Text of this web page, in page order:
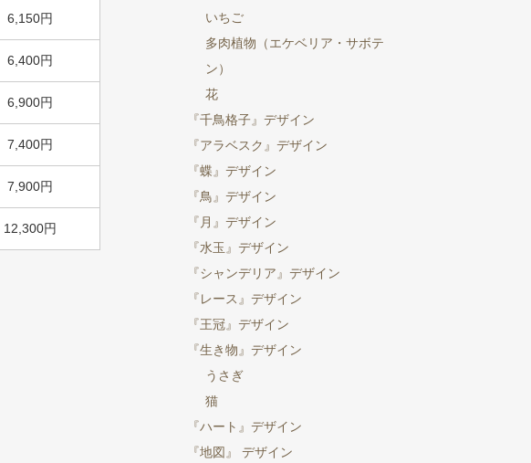
6,150円
6,400円
6,900円
7,400円
7,900円
12,300円
いちご
多肉植物（エケベリア・サボテ
ン）
花
『千鳥格子』デザイン
『アラベスク』デザイン
『蝶』デザイン
『鳥』デザイン
『月』デザイン
『水玉』デザイン
『シャンデリア』デザイン
『レース』デザイン
『王冠』デザイン
『生き物』デザイン
うさぎ
猫
『ハート』デザイン
『地図』 デザイン